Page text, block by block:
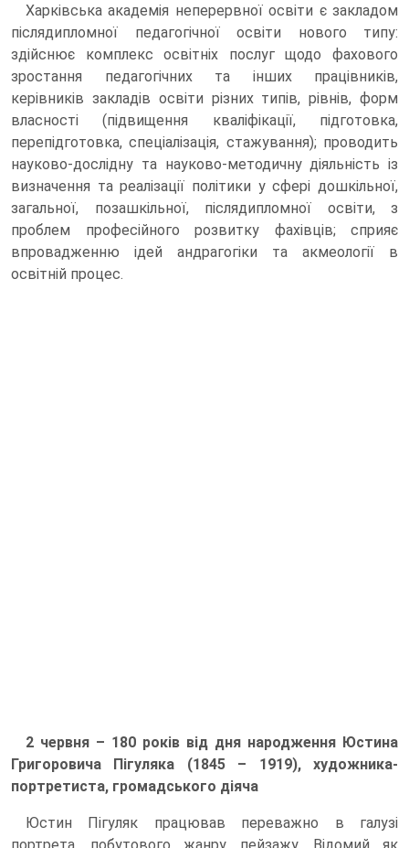
Харківська академія неперервної освіти є закладом
післядипломної педагогічної освіти нового типу:
здійснює комплекс освітніх послуг щодо фахового
зростання педагогічних та інших працівників,
керівників закладів освіти різних типів, рівнів, форм
власності (підвищення кваліфікації, підготовка,
перепідготовка, спеціалізація, стажування); проводить
науково-дослідну та науково-методичну діяльність із
визначення та реалізації політики у сфері дошкільної,
загальної, позашкільної, післядипломної освіти, з
проблем професійного розвитку фахівців; сприяє
впровадженню ідей андрагогіки та акмеології в
освітній процес.
2 червня – 180 років від дня народження Юстина
Григоровича Пігуляка (1845 – 1919), художника-
портретиста, громадського діяча
Юстин Пігуляк працював переважно в галузі